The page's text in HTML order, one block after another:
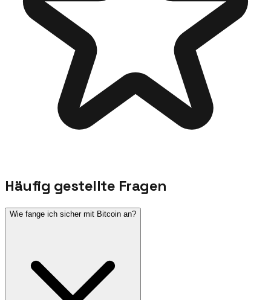
Häufig gestellte Fragen
Wie fange ich sicher mit Bitcoin an?